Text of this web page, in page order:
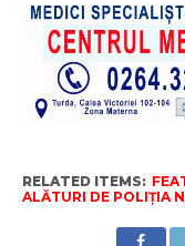
RELATED ITEMS:
ALĂTURI DE POLIȚIA